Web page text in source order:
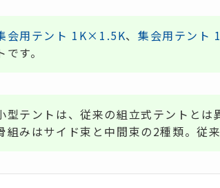
会用テント 1K×1.5K、集会用テント
です。
型テントは、従来の組立式テントとは
組みはサイド束と中間束の2種類。従